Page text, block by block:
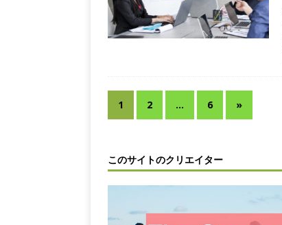
1 2 … 6 »
このサイトのクリエイター